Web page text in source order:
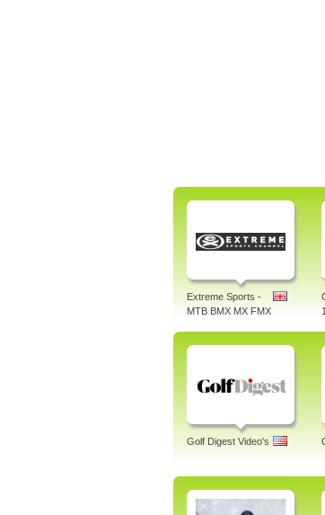
Extreme Sports -
MTB BMX MX FMX
Golf Digest Video's